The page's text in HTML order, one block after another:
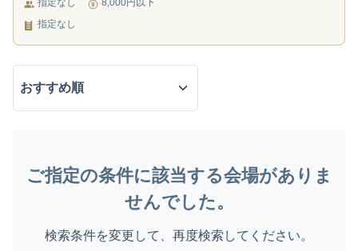
指定なし
8,000円以下
指定なし
ご指定の条件に該当する会場がありま
せんでした。
検索条件を変更して、再度検索してください。